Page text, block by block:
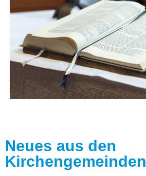
Neues aus den
Kirchengemeinden